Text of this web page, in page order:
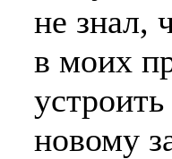
не знал,
в моих
новому